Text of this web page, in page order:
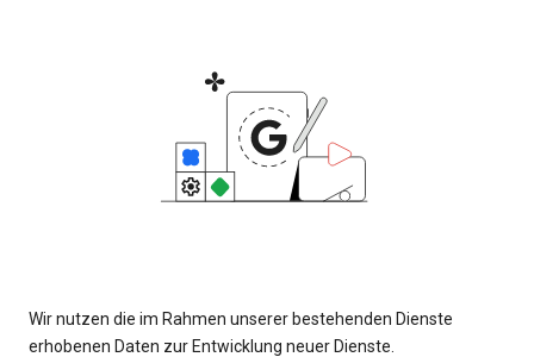
Wir nutzen die im Rahmen unserer bestehenden Dienste
erhobenen Daten zur Entwicklung neuer Dienste.